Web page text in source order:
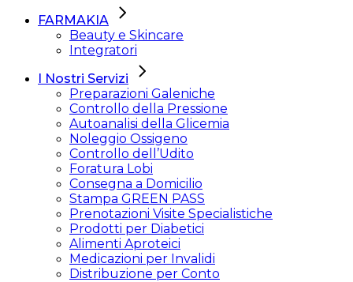
FARMAKIA
Beauty e Skincare
Integratori
I Nostri Servizi
Preparazioni Galeniche
Controllo della Pressione
Autoanalisi della Glicemia
Noleggio Ossigeno
Controllo dell’Udito
Foratura Lobi
Consegna a Domicilio
Stampa GREEN PASS
Prenotazioni Visite Specialistiche
Prodotti per Diabetici
Alimenti Aproteici
Medicazioni per Invalidi
Distribuzione per Conto